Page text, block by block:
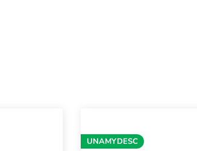
UNAMYDESC